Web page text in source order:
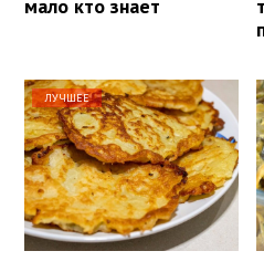
мало кто знает
ЛУЧШЕЕ